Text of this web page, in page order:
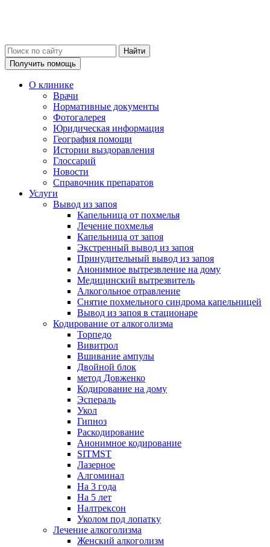
Получить помощь
О клинике
Врачи
Нормативные документы
Фотогалерея
Юридическая информация
География помощи
Истории выздоравления
Глоссарий
Новости
Справочник препаратов
Услуги
Вывод из запоя
Капельница от похмелья
Лечение похмелья
Капельница от запоя
Экстренный вывод из запоя
Принудительный вывод из запоя
Анонимное вытрезвление на дому
Медицинский вытрезвитель
Алкогольное отравление
Снятие похмельного синдрома капельницей
Вывод из запоя в стационаре
Кодирование от алкоголизма
Торпедо
Вивитрол
Вшивание ампулы
Двойной блок
метод Довженко
Кодирование на дому
Эспераль
Укол
Гипноз
Раскодирование
Анонимное кодирование
SITMST
Лазерное
Алгоминал
На 3 года
На 5 лет
Налтрексон
Уколом под лопатку
Лечение алкоголизма
Женский алкоголизм